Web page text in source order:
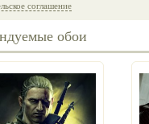
соглашение
обои